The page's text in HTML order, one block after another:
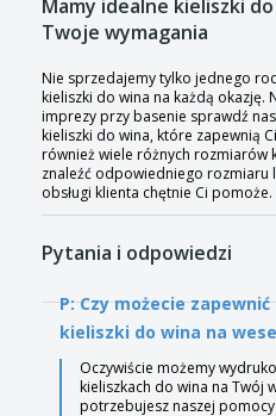
Mamy idealne kieliszki
Twoje wymagania
Nie sprzedajemy tylko jednego
kieliszki do wina na każdą okazję.
imprezy przy basenie sprawdź
kieliszki do wina, które zapewnią
również wiele różnych rozmiarów
znaleźć odpowiedniego rozmiaru
obsługi klienta chętnie Ci pomoże.
Pytania i odpowiedzi
P: Czy możecie
kieliszki do wina na
Oczywiście możemy
kieliszkach do wina na Twój
potrzebujesz naszej